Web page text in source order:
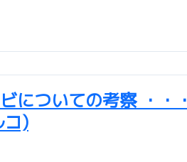
についての考察 ・・・
コ)